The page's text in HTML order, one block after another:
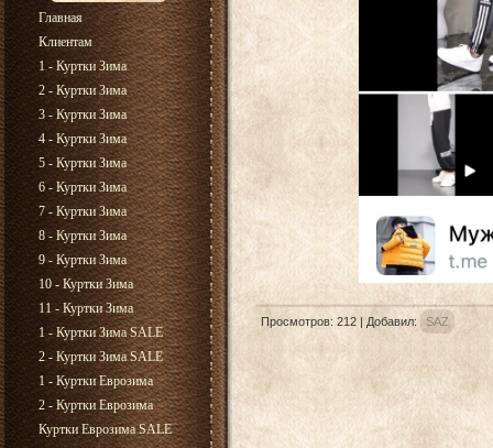
Главная
Клиентам
1 - Куртки Зима
2 - Куртки Зима
3 - Куртки Зима
4 - Куртки Зима
5 - Куртки Зима
6 - Куртки Зима
7 - Куртки Зима
8 - Куртки Зима
9 - Куртки Зима
10 - Куртки Зима
11 - Куртки Зима
1 - Куртки Зима SALE
2 - Куртки Зима SALE
1 - Куртки Еврозима
2 - Куртки Еврозима
Куртки Еврозима SALE
Просмотров: 212 | Добавил: SAZ